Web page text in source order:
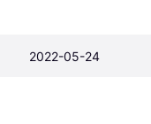
2022-05-24